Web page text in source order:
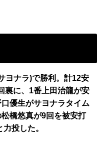
ヨナラ)で勝利。計12安
裏に、1番上田治龍が安
優生がサヨナラタイム
橋悠真が9回を被安打
投した。